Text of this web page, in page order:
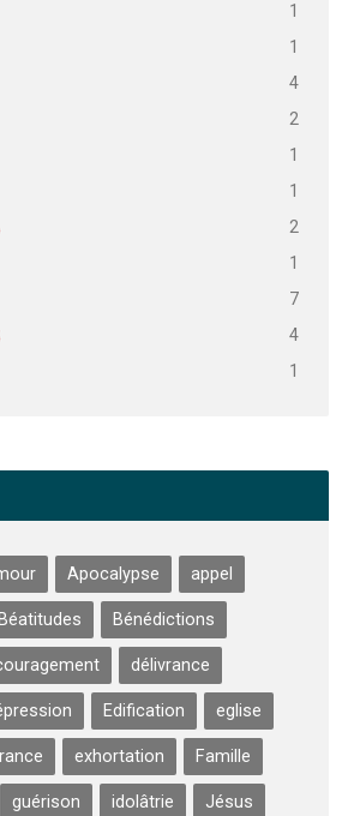
1
1
4
2
1
1
2
1
7
4
1
Apocalypse appel
Béatitudes Bénédictions
délivrance
Edification eglise
exhortation Famille
guérison idolâtrie Jésus